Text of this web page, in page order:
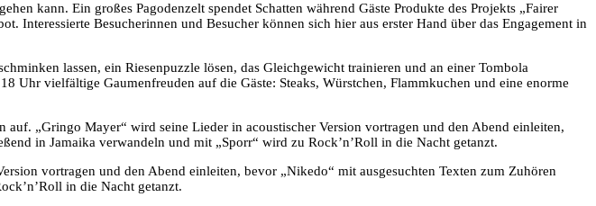
kann. Ein großes Pagodenzelt spendet Schatten während Gäste Produkte des Projekts „Fairer
Interessierte Besucherinnen und Besucher können sich hier aus erster Hand über das Engagement in
lassen, ein Riesenpuzzle lösen, das Gleichgewicht trainieren und an einer Tombola
Uhr vielfältige Gaumenfreuden auf die Gäste: Steaks, Würstchen, Flammkuchen und eine enorme
„Gringo Mayer“ wird seine Lieder in acoustischer Version vortragen und den Abend einleiten,
in Jamaika verwandeln und mit „Sporr“ wird zu Rock’n’Roll in die Nacht getanzt.
vortragen und den Abend einleiten, bevor „Nikedo“ mit ausgesuchten Texten zum Zuhören
in die Nacht getanzt.